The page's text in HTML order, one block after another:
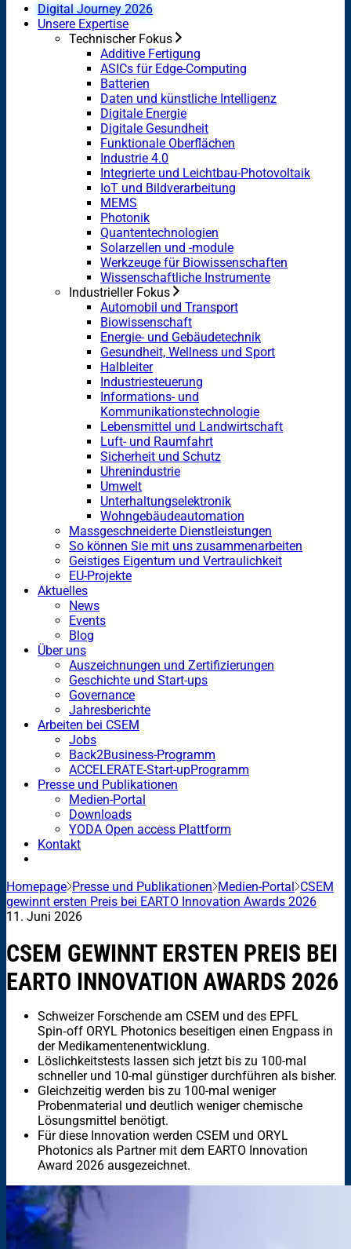
Digital Journey 2026
Unsere Expertise
Technischer Fokus
Additive Fertigung
ASICs für Edge-Computing
Batterien
Daten und künstliche Intelligenz
Digitale Energie
Digitale Gesundheit
Funktionale Oberflächen
Industrie 4.0
Integrierte und Leichtbau-Photovoltaik
IoT und Bildverarbeitung
MEMS
Photonik
Quantentechnologien
Solarzellen und -module
Werkzeuge für Biowissenschaften
Wissenschaftliche Instrumente
Industrieller Fokus
Automobil und Transport
Biowissenschaft
Energie- und Gebäudetechnik
Gesundheit, Wellness und Sport
Halbleiter
Industriesteuerung
Informations- und
Kommunikationstechnologie
Lebensmittel und Landwirtschaft
Luft- und Raumfahrt
Sicherheit und Schutz
Uhrenindustrie
Umwelt
Unterhaltungselektronik
Wohngebäudeautomation
Massgeschneiderte Dienstleistungen
So können Sie mit uns zusammenarbeiten
Geistiges Eigentum und Vertraulichkeit
EU-Projekte
Aktuelles
News
Events
Blog
Über uns
Auszeichnungen und Zertifizierungen
Geschichte und Start-ups
Governance
Jahresberichte
Arbeiten bei CSEM
Jobs
Back2Business-Programm
ACCELERATE-Start-upProgramm
Presse und Publikationen
Medien-Portal
Downloads
YODA Open access Plattform
Kontakt
Homepage Presse und Publikationen Medien-Portal CSEM
gewinnt ersten Preis bei EARTO Innovation Awards 2026
11. Juni 2026
CSEM GEWINNT ERSTEN PREIS BEI
EARTO INNOVATION AWARDS 2026
Schweizer Forschende am CSEM und des EPFL
Spin‑off ORYL Photonics beseitigen einen Engpass in
der Medikamentenentwicklung.
Löslichkeitstests lassen sich jetzt bis zu 100-mal
schneller und 10-mal günstiger durchführen als bisher.
Gleichzeitig werden bis zu 100-mal weniger
Probenmaterial und deutlich weniger chemische
Lösungsmittel benötigt.
Für diese Innovation werden CSEM und ORYL
Photonics als Partner mit dem EARTO Innovation
Award 2026 ausgezeichnet.